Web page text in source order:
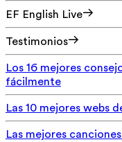
EF English Live
Testimonios
Los 16 mejores
fácilmente
Las 10 mejores webs
Las mejores